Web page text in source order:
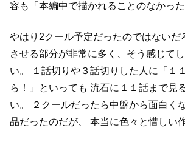
容も「本編中で描かれることのなかった
やはり2クール予定だったのではないだ
させる部分が非常に多く、そう感じて
い。
１話切りや３話切りした人に「１
ら！」といっても 流石に１１話まで見
い。
２クールだったら中盤から面白く
品だったのだが、
本当に色々と惜しい